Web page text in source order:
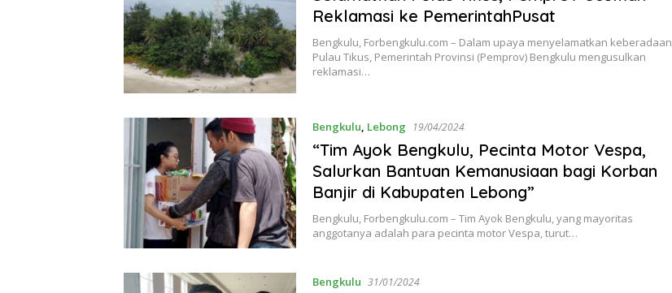
Reklamasi ke PemerintahPusat
Bengkulu, Forbengkulu.com – Dalam upaya menyelamatkan keberadaan
Pulau Tikus, Pemerintah Provinsi (Pemprov) Bengkulu mengusulkan
reklamasi…
Bengkulu, Lebong 19/04/2024
“Tim Ayok Bengkulu, Pecinta Motor Vespa,
Salurkan Bantuan Kemanusiaan bagi Korban
Banjir di Kabupaten Lebong”
Bengkulu, Forbengkulu.com – Tim Ayok Bengkulu, yang mayoritas
anggotanya adalah para pecinta motor Vespa, turut…
Bengkulu 31/01/2024